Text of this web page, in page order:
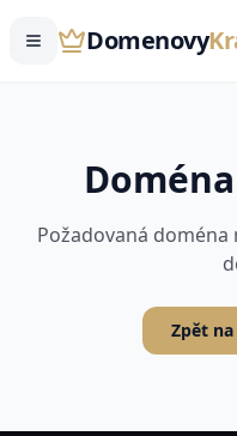
Domenovy
Požadovaná
Zpět